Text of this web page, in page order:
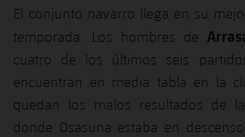
Fotos
Palmarés
Historia
Clasificaciones
Infantil
Alevín
Actualidad
Calendario
Entradas
Barça Atlètic
plusicon
más
Actualidad
Calendario
Base
Actualidad
Campus Verano
El conjunto navarro llega en su
temporada. Los hombres de
cuatro de los últimos seis
encuentran en media tabla en la
quedan los malos resultados de
donde Osasuna estaba en